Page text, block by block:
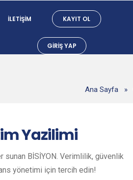
İLETIŞIM KAYIT OL
GIRIŞ YAP
Ana Sayfa »
Yazilimi
BİSİYON. Verimlilik, güvenlik
yönetimi için tercih edin!